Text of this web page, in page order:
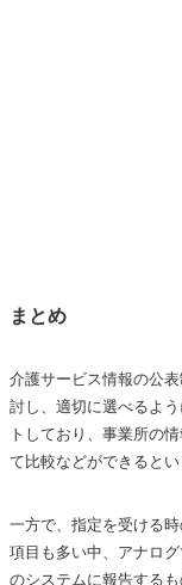
まとめ
介護サービス情報の公
討し、適切に選べるよ
トしており、事業所の
て比較などができると
一方で、指定を受ける
項目も多い中、アナロ
のシステムに報告する